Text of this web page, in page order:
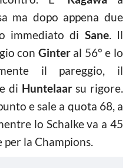
ma dopo appena due
immediato di Sane. Il
con Ginteral 56° e lo
il pareggio, il
di Huntelaarsu rigore.
e sale a quota 68, a
lo Schalke va a 45
la Champions.